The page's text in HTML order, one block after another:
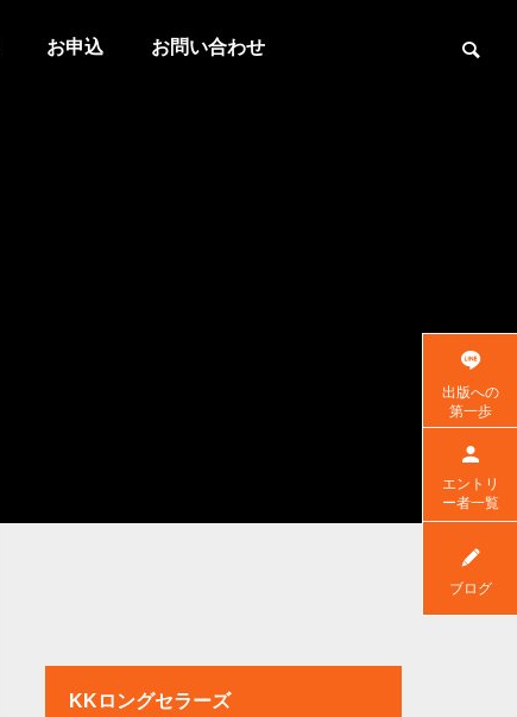
お申込 お問い合わせ
KKロングセラーズ
出版への
第一歩
エントリ
ー者一覧
ブログ